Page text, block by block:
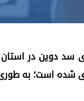
سد دوین در
شده است؛ به